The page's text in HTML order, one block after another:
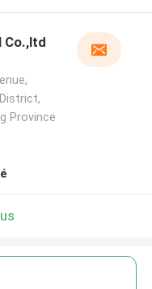
Co.,ltd
Province